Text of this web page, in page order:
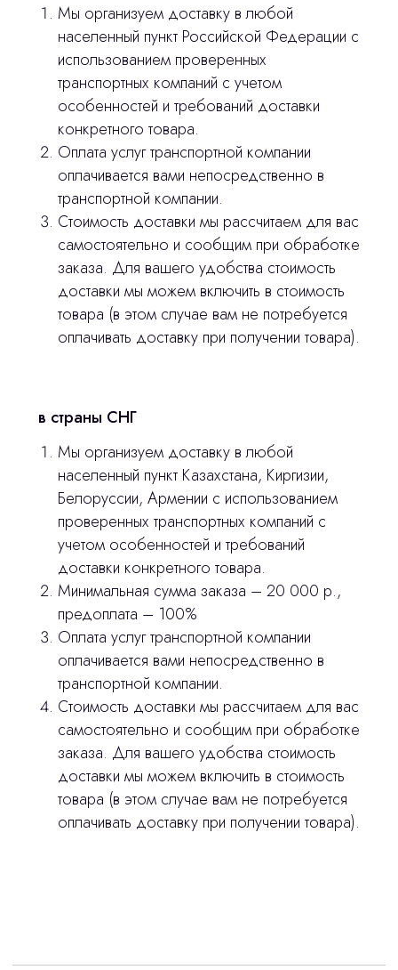
Мы организуем доставку в любой
населенный пункт Российской Федерации с
использованием проверенных
транспортных компаний с учетом
особенностей и требований доставки
конкретного товара.
Оплата услуг транспортной компании
оплачивается вами непосредственно в
транспортной компании.
Стоимость доставки мы рассчитаем для вас
самостоятельно и сообщим при обработке
заказа. Для вашего удобства стоимость
доставки мы можем включить в стоимость
товара (в этом случае вам не потребуется
оплачивать доставку при получении товара).
в страны СНГ
Мы организуем доставку в любой
населенный пункт Казахстана, Киргизии,
Белоруссии, Армении с использованием
проверенных транспортных компаний с
учетом особенностей и требований
доставки конкретного товара.
Минимальная сумма заказа – 20 000 р.,
предоплата – 100%
Оплата услуг транспортной компании
оплачивается вами непосредственно в
транспортной компании.
Стоимость доставки мы рассчитаем для вас
самостоятельно и сообщим при обработке
заказа. Для вашего удобства стоимость
доставки мы можем включить в стоимость
товара (в этом случае вам не потребуется
оплачивать доставку при получении товара).
Остались вопросы
оставьте контакты, мы свяжемся и
ответим на все вопросы
© 2024 ЛС Дентал Групп
сделано
3D печать
Лицензирование
Изготовление хирургических шаблонов
Политика конфиденциальности
Контакты
stasicus